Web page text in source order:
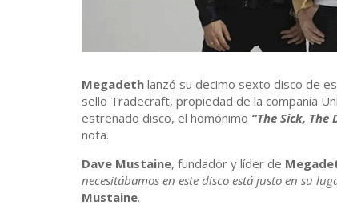
Megadeth lanzó su decimo sexto disco de
sello Tradecraft, propiedad de la compañía
estrenado disco, el homónimo “The Sick, The
nota.
Dave Mustaine, fundador y líder de
necesitábamos en este disco está justo en su
Mustaine.